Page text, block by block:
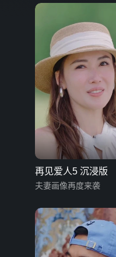
再见爱人5 沉浸版
夫妻画像再度来袭